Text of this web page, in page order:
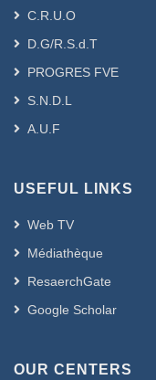
C.R.U.O
D.G/R.S.d.T
PROGRES FVE
S.N.D.L
A.U.F
USEFUL LINKS
Web TV
Médiathèque
ResaerchGate
Google Scholar
OUR CENTERS